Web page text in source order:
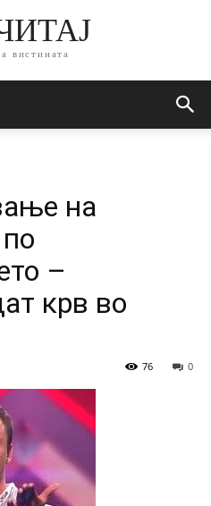
вистината
на
–
крв во
0
76